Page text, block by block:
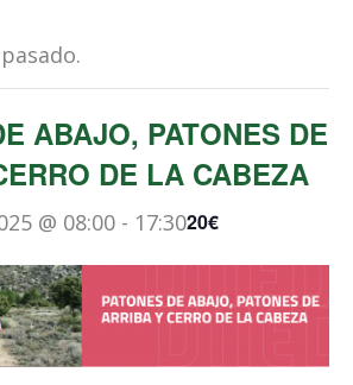
ABAJO, PATONES DE
DE LA CABEZA
@ 08:00 - 17:3020€